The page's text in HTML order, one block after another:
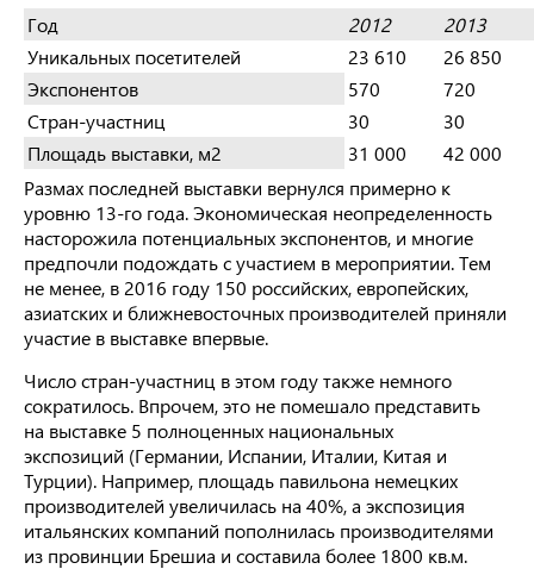
Год
2012
2013
Уникальных посетителей
23 610
26 850
Экспонентов
570
720
Стран-участниц
30
30
Площадь выставки, м2 31 000
42 000
Размах последней выставки вернулся примерно к
уровню 13-го года. Экономическая неопределенность
насторожила потенциальных экспонентов, и многие
предпочли подождать с участием в мероприятии. Тем
не менее, в 2016 году 150 российских, европейских,
азиатских и ближневосточных производителей приняли
участие в выставке впервые.
Число стран-участниц в этом году также немного
сократилось. Впрочем, это не помешало представить
на выставке 5 полноценных национальных
экспозиций (Германии, Испании, Италии, Китая и
Турции). Например, площадь павильона немецких
производителей увеличилась на 40%, а экспозиция
итальянских компаний пополнилась производителями
из провинции Брешиа и составила более 1800 кв.м.